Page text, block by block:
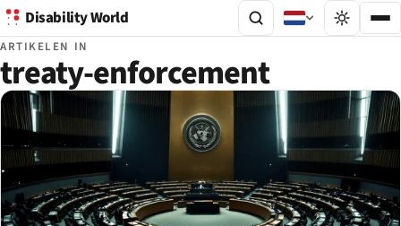
Disability World
ARTIKELEN IN
treaty-enforcement